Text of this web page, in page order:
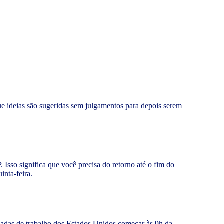
são sugeridas sem julgamentos para depois serem
Isso significa que você precisa do retorno até o fim do
feira.